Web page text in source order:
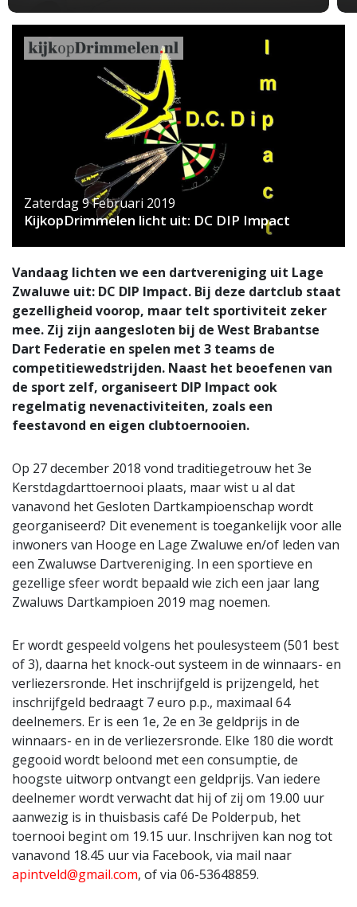
Zaterdag 9 Februari 2019
KijkopDrimmelen licht uit: DC DIP Impact
Vandaag lichten we een dartvereniging uit Lage
Zwaluwe uit: DC DIP Impact. Bij deze dartclub staat
gezelligheid voorop, maar telt sportiviteit zeker
mee. Zij zijn aangesloten bij de West Brabantse
Dart Federatie en spelen met 3 teams de
competitiewedstrijden. Naast het beoefenen van
de sport zelf, organiseert DIP Impact ook
regelmatig nevenactiviteiten, zoals een
feestavond en eigen clubtoernooien.
Op 27 december 2018 vond traditiegetrouw het 3e
Kerstdagdarttoernooi plaats, maar wist u al dat
vanavond het Gesloten Dartkampioenschap wordt
georganiseerd? Dit evenement is toegankelijk voor alle
inwoners van Hooge en Lage Zwaluwe en/of leden van
een Zwaluwse Dartvereniging. In een sportieve en
gezellige sfeer wordt bepaald wie zich een jaar lang
Zwaluws Dartkampioen 2019 mag noemen.
Er wordt gespeeld volgens het poulesysteem (501 best
of 3), daarna het knock-out systeem in de winnaars- en
verliezersronde. Het inschrijfgeld is prijzengeld, het
inschrijfgeld bedraagt 7 euro p.p., maximaal 64
deelnemers. Er is een 1e, 2e en 3e geldprijs in de
winnaars- en in de verliezersronde. Elke 180 die wordt
gegooid wordt beloond met een consumptie, de
hoogste uitworp ontvangt een geldprijs. Van iedere
deelnemer wordt verwacht dat hij of zij om 19.00 uur
aanwezig is in thuisbasis café De Polderpub, het
toernooi begint om 19.15 uur. Inschrijven kan nog tot
vanavond 18.45 uur via Facebook, via mail naar
apintveld@gmail.com, of via 06-53648859.